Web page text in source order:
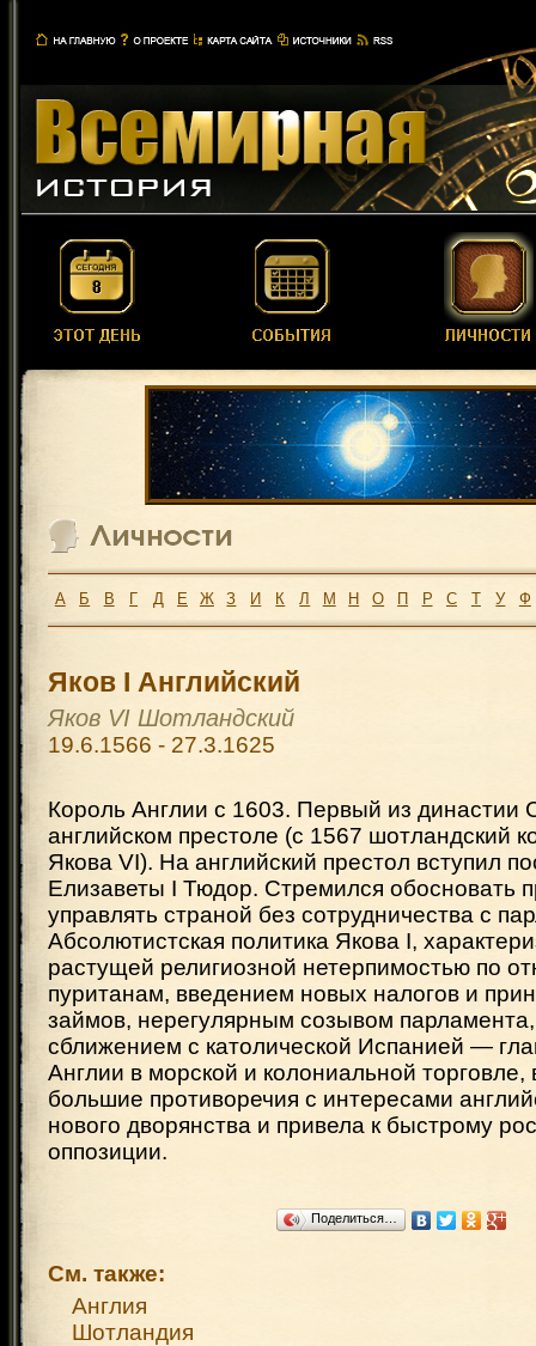
А Б В Г Д Е Ж З И К Л М Н О П Р С Т У Ф
Яков I Английский
Яков VI Шотландский
19.6.1566 - 27.3.1625
Король Англии с 1603. Первый из династии
английском престоле (с 1567 шотландский
Якова VI). На английский престол вступил
Елизаветы I Тюдор. Стремился обосновать
управлять страной без сотрудничества с
Абсолютистская политика Якова I,
растущей религиозной нетерпимостью по
пуританам, введением новых налогов и
займов, нерегулярным созывом
сближением с католической Испанией —
Англии в морской и колониальной торговле,
большие противоречия с интересами
нового дворянства и привела к быстрому
оппозиции.
Поделиться…
См. также:
Англия
Шотландия